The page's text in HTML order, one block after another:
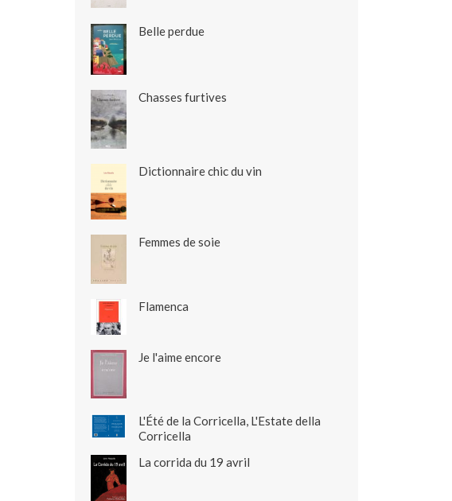
Belle perdue
Chasses furtives
Dictionnaire chic du vin
Femmes de soie
Flamenca
Je l'aime encore
L'Été de la Corricella, L'Estate della
Corricella
La corrida du 19 avril